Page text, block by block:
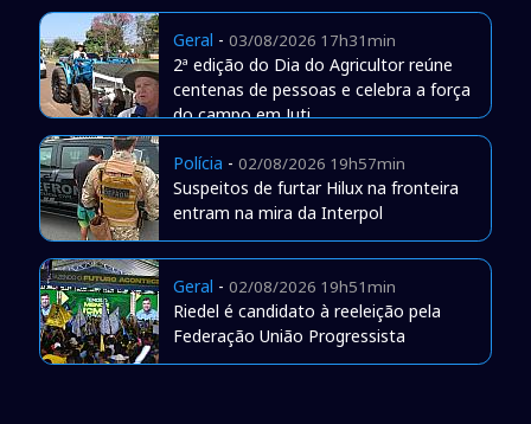
Geral - 03/08/2026 17h31min
2ª edição do Dia do Agricultor reúne
centenas de pessoas e celebra a força
do campo em Juti
Polícia - 02/08/2026 19h57min
Suspeitos de furtar Hilux na fronteira
entram na mira da Interpol
Geral - 02/08/2026 19h51min
Riedel é candidato à reeleição pela
Federação União Progressista